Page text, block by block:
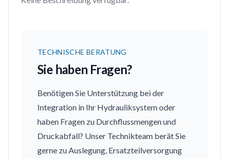
TECHNISCHE BERATUNG
Sie haben Fragen?
Benötigen Sie Unterstützung bei der
Integration in Ihr Hydrauliksystem oder
haben Fragen zu Durchflussmengen und
Druckabfall? Unser Technikteam berät Sie
gerne zu Auslegung, Ersatzteilversorgung